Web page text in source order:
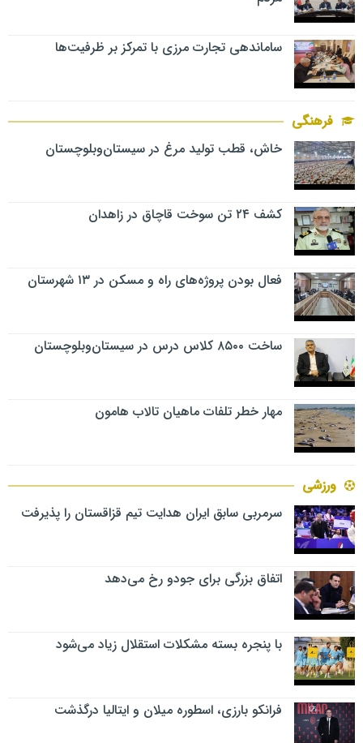
ساماندهی تجارت مرزی با تمرکز بر ظرفیت‌ها
فرهنگی
خاش، قطب تولید مرغ در سیستان‌وبلوچستان
کشف ۲۴ تن سوخت قاچاق در زاهدان
فعال بودن پروژه‌های راه و مسکن در ۱۳ شهرستان
ساخت ۸۵۰۰ کلاس درس در سیستان‌وبلوچستان
مهار خطر تلفات ماهیان تالاب‌ هامون
ورزشی
سرمربی سابق ایران هدایت تیم قزاقستان را پذیرفت
اتفاق بزرگی برای جودو رخ می‌دهد
با پنجره بسته مشکلات استقلال زیاد می‌شود
فرانکو بارزی، اسطوره میلان و ایتالیا درگذشت